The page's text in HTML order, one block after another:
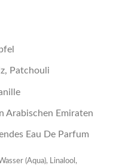
Patchouli
Arabischen Emiraten
Eau De Parfum
(Aqua), Linalool,